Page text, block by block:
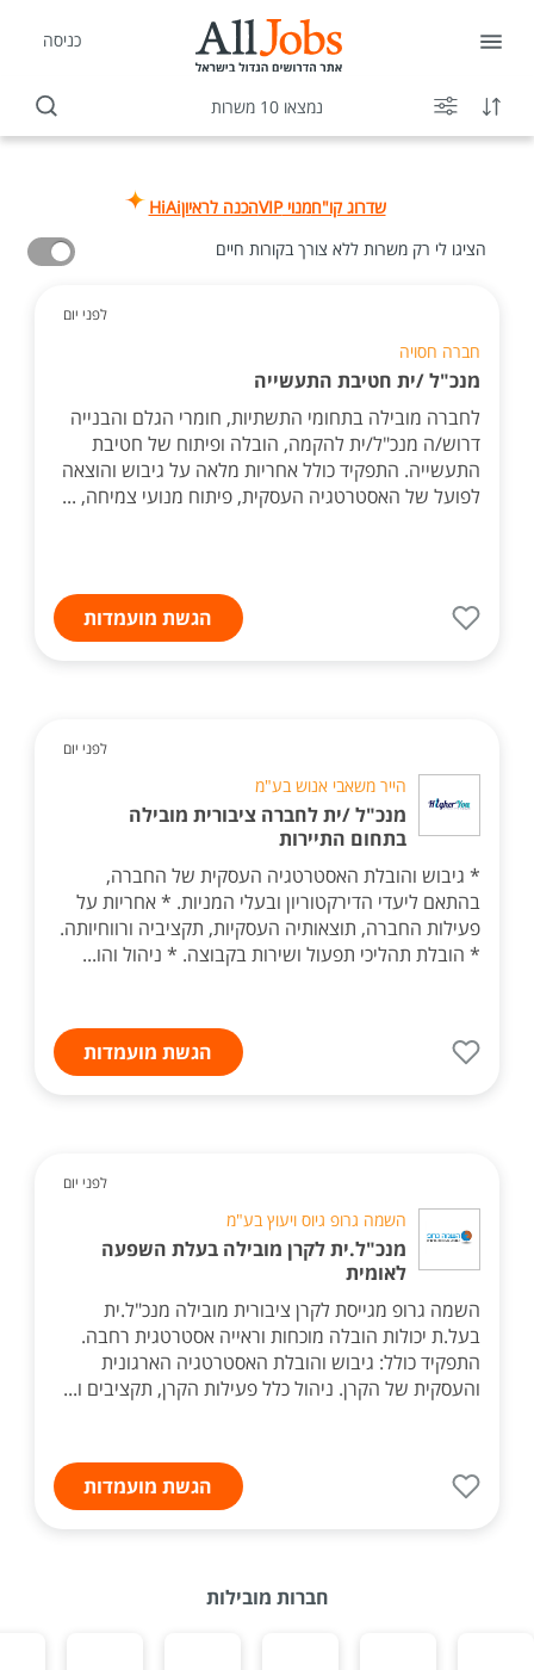
כניסה
נמצאו 10 משרות
שדרוג קו"חמנוי VIP הכנה לראיוןHiAi
הציגו לי רק משרות ללא צורך בקורות חיים
לפני יום
חברה חסויה
מנכ"ל /ית חטיבת התעשייה
לחברה מובילה בתחומי התשתיות, חומרי הגלם והבנייה
דרוש/ה מנכ"ל/ית להקמה, הובלה ופיתוח של חטיבת
התעשייה. התפקיד כולל אחריות מלאה על גיבוש והוצאה
לפועל של האסטרטגיה העסקית, פיתוח מנועי צמיחה, ...
הגשת מועמדות
לפני יום
הייר משאבי אנוש בע"מ
מנכ"ל /ית לחברה ציבורית מובילה
בתחום התיירות
* גיבוש והובלת האסטרטגיה העסקית של החברה,
בהתאם ליעדי הדירקטוריון ובעלי המניות. * אחריות על
פעילות החברה, תוצאותיה העסקיות, תקציביה ורווחיותה.
* הובלת תהליכי תפעול ושירות בקבוצה. * ניהול והו...
הגשת מועמדות
לפני יום
השמה גרופ גיוס ויעוץ בע"מ
מנכ"ל.ית לקרן מובילה בעלת השפעה
לאומית
השמה גרופ מגייסת לקרן ציבורית מובילה מנכ"ל.ית
בעל.ת יכולות הובלה מוכחות וראייה אסטרטגית רחבה.
התפקיד כולל: גיבוש והובלת האסטרטגיה הארגונית
והעסקית של הקרן. ניהול כלל פעילות הקרן, תקציבים ו...
הגשת מועמדות
חברות מובילות